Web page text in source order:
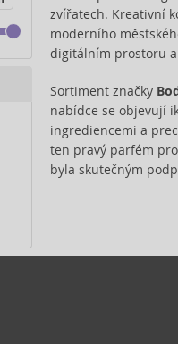
zvířatech. Kreativní
moderního
digitálním prostoru
Sortiment značky
nabídce se objevují
ingrediencemi a
ten pravý parfém
byla skutečným